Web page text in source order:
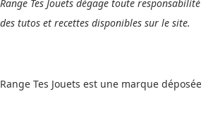
Range Tes Jouets dégage toute
des tutos et recettes disponibles sur le site.
Range Tes Jouets est une marque